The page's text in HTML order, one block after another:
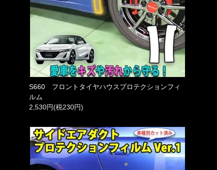
S660 フロントタイヤハウスプロテクションフィ
ルム
2,530円(税230円)